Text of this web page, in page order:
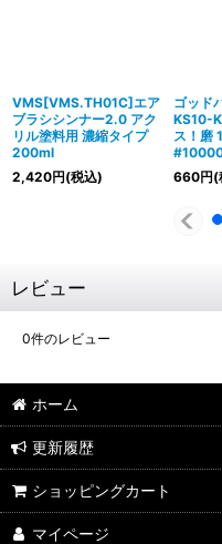
VMS[VMS.TH01C]エア
ブラシシンナー2.0 アク
リル塗料用 濃縮タイプ
200ml
2,420円(税込)
ゴッド
KS10-
ス！磨
660円(
レビュー
0件のレビュー
ホーム
更新履歴
ショッピングカート
マイページ